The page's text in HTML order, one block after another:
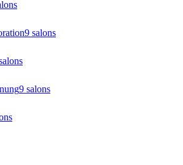
s
9 salons
s
9 salons
s